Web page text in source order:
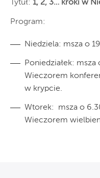
Tytuł: 1, 2, 3… kroki w
Program:
Niedziela: msza o
Poniedziałek:
Wieczorem
w krypcie.
Wtorek: msza o
Wieczorem